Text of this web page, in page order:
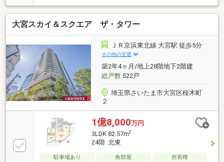
シリーズ◆13階建9階部分、東・南・西：3方角住戸の
為、眺望・陽当り・通風良好 ◆ガラスコーナーサ
ッシュの開放感ある住戸◆ウォークインクローゼッ
ト・納戸など収納豊富◆3面バルコニー：19.10m2※メ
インバルコニーにはスロップシンク付き◆留守中の荷
物受け取りに便利な宅配ボックス有◆ペット飼育可能
（飼育細則有）
大宮スカイ＆スクエア ザ・タワー
ＪＲ京浜東北線 大宮駅 徒歩5分
その他の交通
築2年4ヶ月/地上28階地下2階建
総戸数522戸
埼玉県さいたま市大宮区桜木町
２
1億8,000万円
3LDK 82.57m2
24階 北東
駐車場あり 角部屋 所有権